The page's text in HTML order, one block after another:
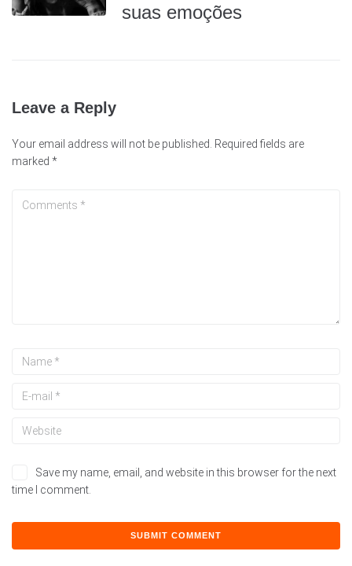
suas emoções
Leave a Reply
Your email address will not be published.
Required fields are
marked *
Save my name, email, and website in this browser for the next
time I comment.